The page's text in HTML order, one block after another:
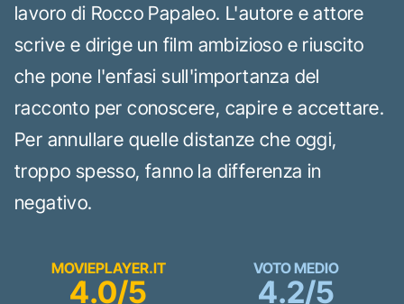
lavoro di Rocco Papaleo. L'autore e attore
scrive e dirige un film ambizioso e riuscito
che pone l'enfasi sull'importanza del
racconto per conoscere, capire e accettare.
Per annullare quelle distanze che oggi,
troppo spesso, fanno la differenza in
negativo.
MOVIEPLAYER.IT
4.0/5
VOTO MEDIO
4.2/5